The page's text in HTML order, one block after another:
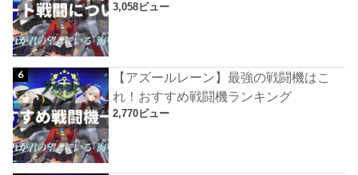
3,058ビュー
【アズールレーン】最強の戦闘機はこ
れ！おすすめ戦闘機ランキング
2,770ビュー